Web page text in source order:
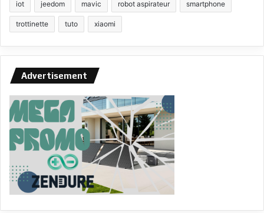
iot jeedom mavic robot aspirateur smartphone
trottinette tuto xiaomi
Advertisement